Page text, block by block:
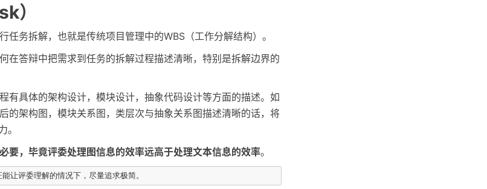
）
任务拆解，也就是传统项目管理中的WBS（工作分解结构）。
在答辩中把需求到任务的拆解过程描述清晰，特别是拆解边界的
有具体的架构设计，模块设计，抽象代码设计等方面的描述。如
的架构图，模块关系图，类层次与抽象关系图描述清晰的话，将
。
要，毕竟评委处理图信息的效率远高于处理文本信息的效率。